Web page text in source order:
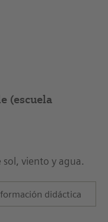
(escuela
viento y agua.
didáctica